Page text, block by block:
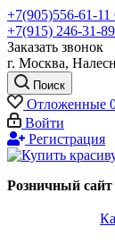
+7(905)556-61-
+7(915) 246-31-89
Заказать звонок
г. Москва,
Поиск
Отложенные
Войти
Регистрация
Розничный сайт